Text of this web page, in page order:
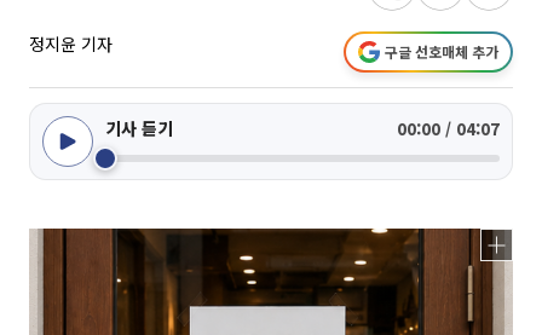
정지윤 기자 구글 선호매체 추가
기사 듣기 00:00 / 04:07